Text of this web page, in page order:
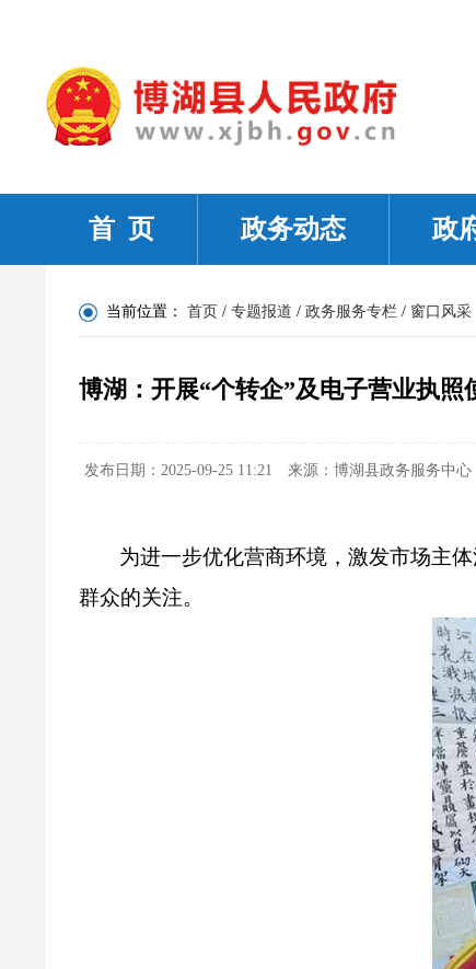
首 页 政务动态 政
当前位置： 首页 / 专题报道 / 政务服务专栏 / 窗口风采
博湖：开展“个转企”及电子营业执照
发布日期：2025-09-25 11:21 来源：博湖县政务服务中心
为进一步优化营商环境，激发市场主
群众的关注。